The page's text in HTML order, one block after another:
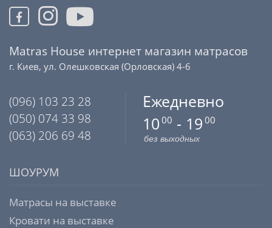
Matras House интернет магазин матрасов
г. Киев, ул. Олешковская (Орловская) 4-6
(096) 103 23 28
(050) 074 33 98
(063) 206 69 48
Ежедневно
10 00 - 19 00
без выходных
ШОУРУМ
Матрасы на выставке
Кровати на выставке